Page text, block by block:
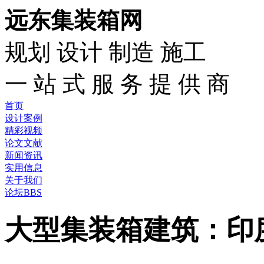
远东集装箱网
规划 设计 制造 施工
一 站 式 服 务 提 供 商
首页
设计案例
精彩视频
论文文献
新闻资讯
实用信息
关于我们
论坛BBS
大型集装箱建筑：